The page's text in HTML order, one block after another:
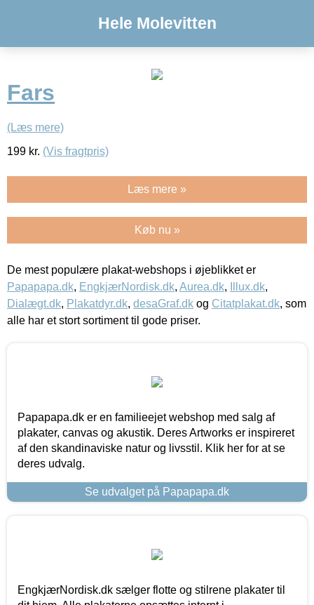
Hele Molevitten
Fars
(Læs mere)
199 kr. (Vis fragtpris)
Læs mere »
Køb nu »
De mest populære plakat-webshops i øjeblikket er
Papapapa.dk, EngkjærNordisk.dk, Aurea.dk, Illux.dk,
Dialægt.dk, Plakatdyr.dk, desaGraf.dk og Citatplakat.dk, som
alle har et stort sortiment til gode priser.
Papapapa.dk er en familieejet webshop med salg af
plakater, canvas og akustik. Deres Artworks er inspireret
af den skandinaviske natur og livsstil. Klik her for at se
deres udvalg.
Se udvalget på Papapapa.dk
EngkjærNordisk.dk sælger flotte og stilrene plakater til